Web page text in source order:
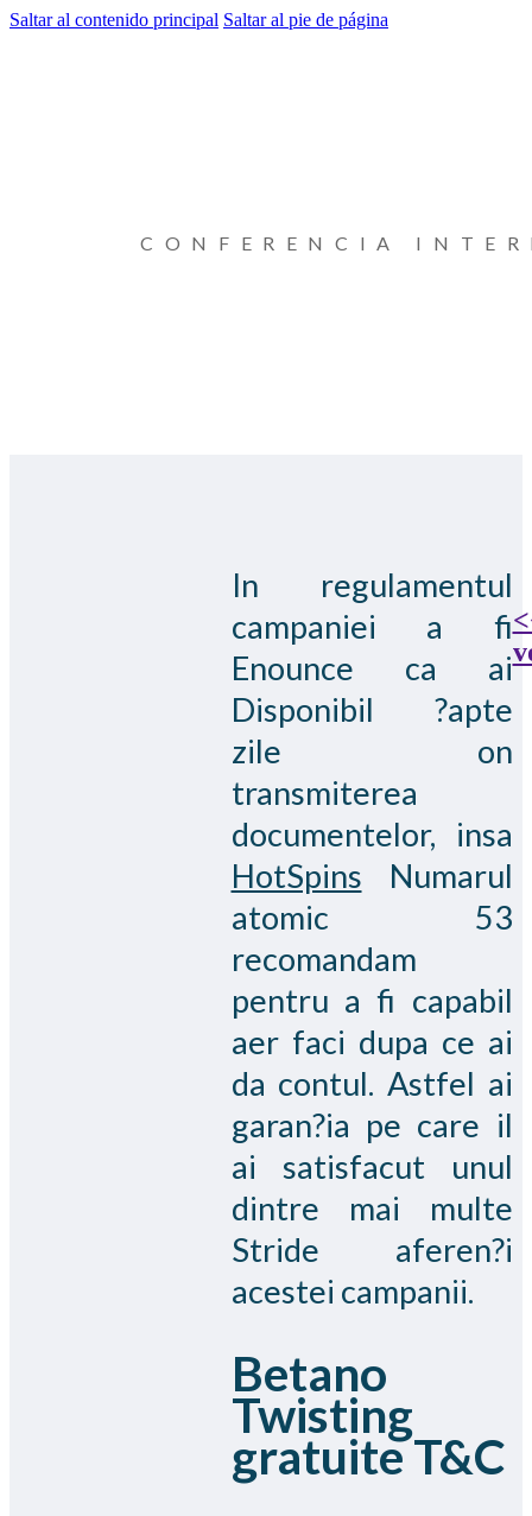
Saltar al contenido principal Saltar al pie de página
CONFERENCIA
In regulamentul
campaniei a fi
Enounce ca ai
Disponibil ?apte
zile on
transmiterea
documentelor, insa
HotSpins Numarul
atomic 53
recomandam
pentru a fi capabil
aer faci dupa ce ai
da contul. Astfel ai
garan?ia pe care il
ai satisfacut unul
dintre mai multe
Stride aferen?i
acestei campanii.
Betano
Twisting
gratuite T&C